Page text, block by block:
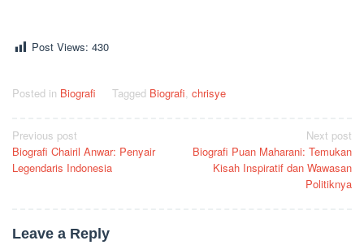
Post Views: 430
Posted in Biografi Tagged Biografi, chrisye
Post
navigation
Previous post
Biografi Chairil Anwar: Penyair
Legendaris Indonesia
Next post
Biografi Puan Maharani: Temukan
Kisah Inspiratif dan Wawasan
Politiknya
Leave a Reply